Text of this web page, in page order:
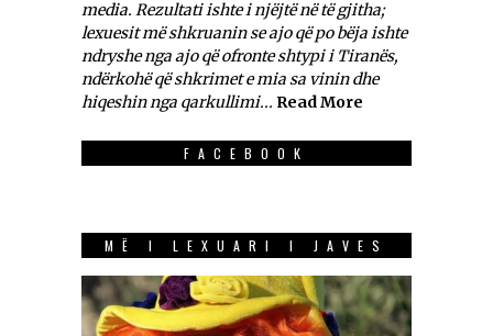
media. Rezultati ishte i njëjtë në të gjitha;
lexuesit më shkruanin se ajo që po bëja ishte
ndryshe nga ajo që ofronte shtypi i Tiranës,
ndërkohë që shkrimet e mia sa vinin dhe
hiqeshin nga qarkullimi... Read More
FACEBOOK
MË I LEXUARI I JAVES